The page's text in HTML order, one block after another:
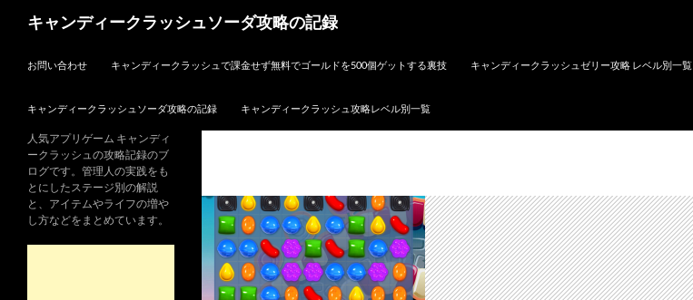
キャンディークラッシュソーダ攻略の記録
お問い合わせ
キャンディークラッシュで課金せず無料でゴールドを500個ゲットする裏技 キャンディークラッシュゼリー攻略 レベル別一覧
キャンディークラッシュソーダ攻略の記録 キャンディークラッシュ攻略レベル別一覧
人気アプリゲーム キャンディ
ークラッシュの攻略記録のブ
ログです。管理人の実践をも
とにしたステージ別の解説
と、アイテムやライフの増や
し方などをまとめています。